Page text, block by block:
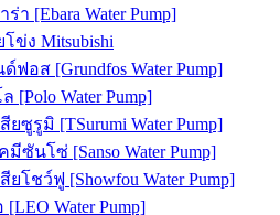
า [Ebara Water Pump]
ข่ง Mitsubishi
ฟอส [Grundfos Water Pump]
[Polo Water Pump]
ซูรูมิ [TSurumi Water Pump]
ซันโซ่ [Sanso Water Pump]
โชว์ฟู [Showfou Water Pump]
Water Pump]